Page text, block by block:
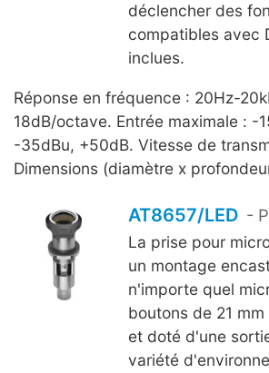
déclencher des
compatibles avec
inclues.
Réponse en fréquence : 20Hz-
18dB/octave. Entrée maximale :
-35dBu, +50dB. Vitesse de
Dimensions (diamètre x
AT8657/LED -
La prise pour
un montage
n'importe quel
boutons de 21
et doté d'une
variété